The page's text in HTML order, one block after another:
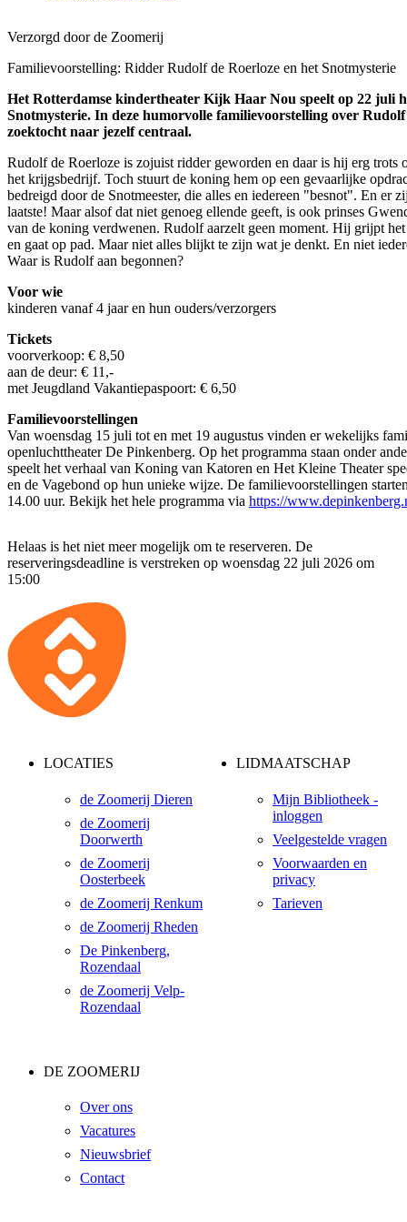
Verzorgd door de Zoomerij
Familievoorstelling: Ridder Rudolf de Roerloze en het Snotmysterie
Het Rotterdamse kindertheater Kijk Haar Nou speelt op 22 juli
Snotmysterie. In deze humorvolle familievoorstelling over Rudolf
zoektocht naar jezelf centraal.
Rudolf de Roerloze is zojuist ridder geworden en daar is hij erg trots
het krijgsbedrijf. Toch stuurt de koning hem op een gevaarlijke
bedreigd door de Snotmeester, die alles en iedereen "besnot". En er
laatste! Maar alsof dat niet genoeg ellende geeft, is ook prinses
van de koning verdwenen. Rudolf aarzelt geen moment. Hij grijpt
en gaat op pad. Maar niet alles blijkt te zijn wat je denkt. En niet
Waar is Rudolf aan begonnen?
Voor wie
kinderen vanaf 4 jaar en hun ouders/verzorgers
Tickets
voorverkoop: € 8,50
aan de deur: € 11,-
met Jeugdland Vakantiepaspoort: € 6,50
Familievoorstellingen
Van woensdag 15 juli tot en met 19 augustus vinden er wekelijks
openluchttheater De Pinkenberg. Op het programma staan onder
speelt het verhaal van Koning van Katoren en Het Kleine Theater
en de Vagebond op hun unieke wijze. De familievoorstellingen
14.00 uur. Bekijk het hele programma via https://
Helaas is het niet meer mogelijk om te reserveren. De
reserveringsdeadline is verstreken op woensdag 22 juli 2026 om
15:00
LOCATIES
de Zoomerij Dieren
de Zoomerij
Doorwerth
de Zoomerij
Oosterbeek
de Zoomerij Renkum
de Zoomerij Rheden
De Pinkenberg,
Rozendaal
de Zoomerij Velp-
Rozendaal
LIDMAATSCHAP
Mijn Bibliotheek -
inloggen
Veelgestelde vragen
Voorwaarden en
privacy
Tarieven
DE ZOOMERIJ
Over ons
Vacatures
Nieuwsbrief
Contact